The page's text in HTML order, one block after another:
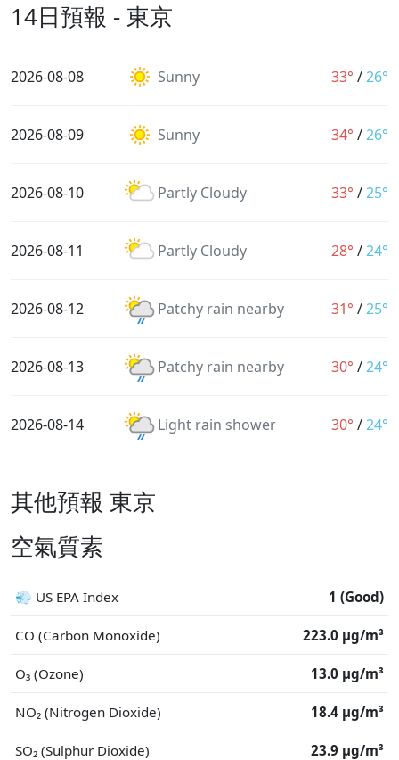
14日預報 - 東京
2026-08-08 Sunny 33° /26°
2026-08-09 Sunny 34° /26°
2026-08-10 Partly Cloudy 33° /25°
2026-08-11 Partly Cloudy 28° /24°
2026-08-12 Patchy rain nearby 31° /25°
2026-08-13 Patchy rain nearby 30° /24°
2026-08-14 Light rain shower 30° /24°
其他預報 東京
空氣質素
💨 US EPA Index 1 (Good)
CO (Carbon Monoxide) 223.0 μg/m³
O₃ (Ozone) 13.0 μg/m³
NO₂ (Nitrogen Dioxide) 18.4 μg/m³
SO₂ (Sulphur Dioxide) 23.9 μg/m³